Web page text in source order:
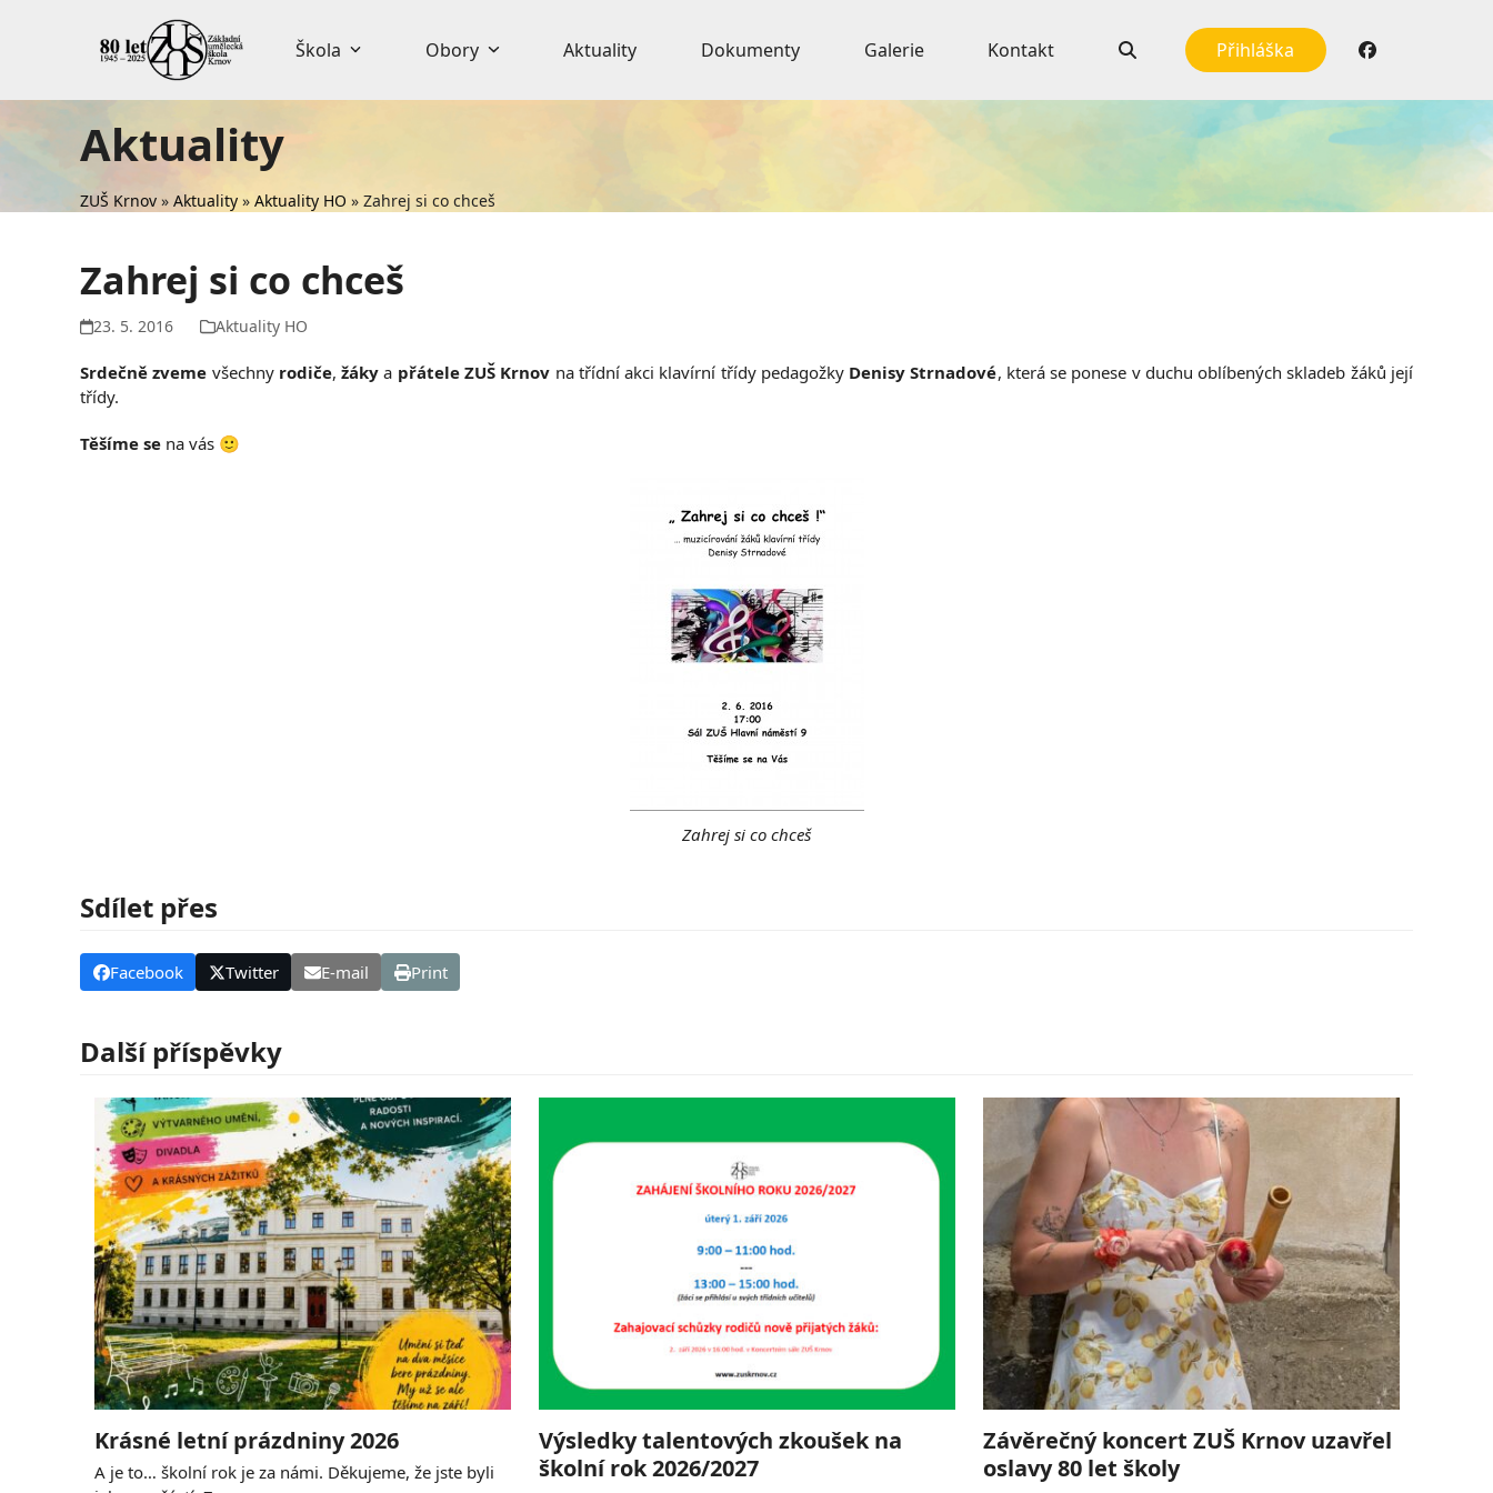
Škola Obory Aktuality Dokumenty Galerie Kontakt Přihláška
Aktuality
ZUŠ Krnov » Aktuality » Aktuality HO » Zahrej si co chceš
Zahrej si co chceš
23. 5. 2016 Aktuality HO
Srdečně zveme všechny rodiče,žáky a přátele ZUŠ Krnov na třídní akci klavírní třídy pedagožky Denisy Strnadové, která se ponese v duchu oblíbených skladeb žáků její
třídy.
Těšíme se na vás 🙂
Zahrej si co chceš
Sdílet přes
Facebook Twitter E-mail Print
Další příspěvky
Krásné letní prázdniny 2026
A je to… školní rok je za námi. Děkujeme, že jste byli
Výsledky talentových zkoušek na
školní rok 2026/2027
Závěrečný koncert ZUŠ Krnov uzavřel
oslavy 80 let školy